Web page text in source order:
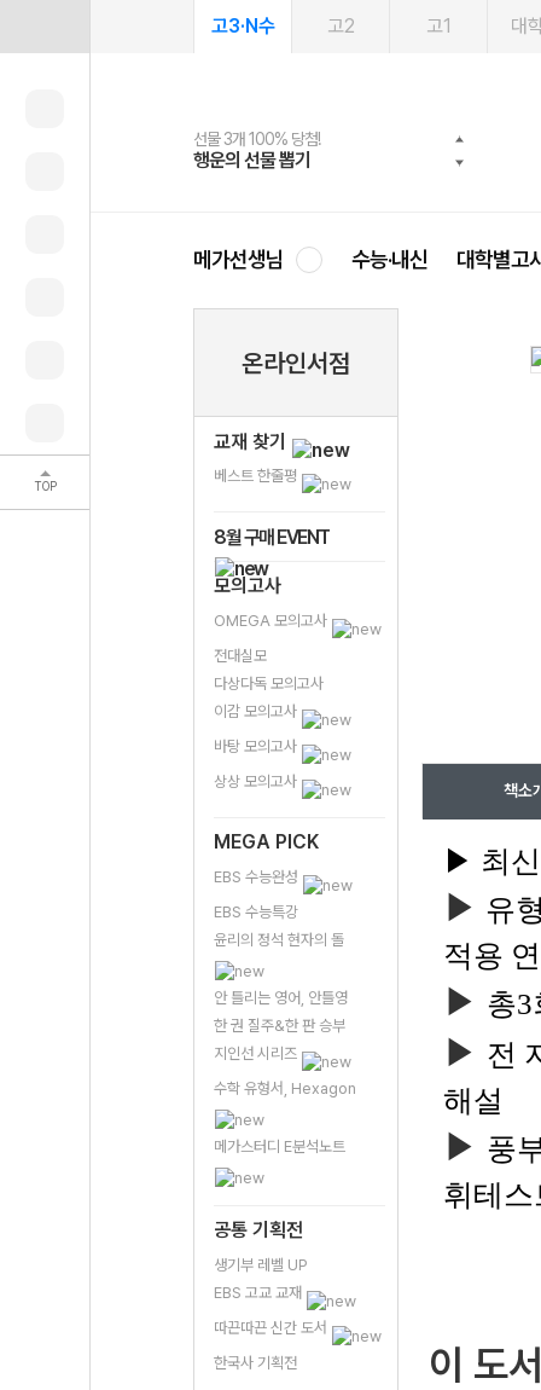
TOP
고3·N수 고2 고1 대
선물 3개 100% 당첨!
행운의 선물 뽑기
선물 100% 증정!
메가스터디 X 올리브
여름방학 스터디 캐시백
메가런 썸머스쿨
2027 러셀 단과
강사 공개선발
스마트러닝앱
설문 EVENT
메가패스
3일 무료 체험권
메가패스 수강생 무료혜택!
메가클럽 멤버십
사회공헌 캠페인
희망이룸 메가나눔
메가선생님 수능·내신 대학별고
온라인서점
교재 찾기
베스트 한줄평
8월 구매 EVENT
모의고사
OMEGA 모의고사
전대실모
다상다독 모의고사
이감 모의고사
바탕 모의고사
상상 모의고사
MEGA PICK
EBS 수능완성
EBS 수능특강
윤리의 정석 현자의 돌
안 틀리는 영어, 안틀영
한 권 질주&한 판 승부
지인선 시리즈
수학 유형서, Hexagon
메가스터디 E분석노트
공통 기획전
생기부 레벨 UP
EBS 고교 교재
따끈따끈 신간 도서
한국사 기획전
책소
▶ 최
▶ 유
적용
▶ 총3
▶ 전
해설
▶ 풍
휘테스
이 도